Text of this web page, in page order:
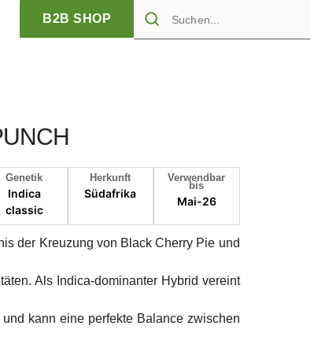
B2B SHOP
Genetik
Indica
classic
Herkunft
Südafrika
Verwendbar
bis
Mai-26
der Kreuzung von Black Cherry Pie und
Als Indica-dominanter Hybrid vereint
kann eine perfekte Balance zwischen